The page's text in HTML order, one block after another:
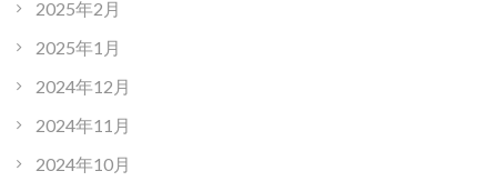
2025年2月
2025年1月
2024年12月
2024年11月
2024年10月